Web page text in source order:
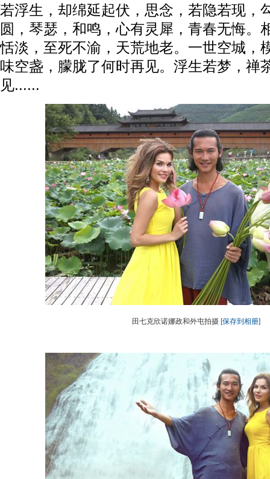
若浮生，却绵延起伏，思念，若隐若现，
圆，琴瑟，和鸣，心有灵犀，青春无悔。
恬淡，至死不渝，天荒地老。一世空城，
味空盏，朦胧了何时再见。浮生若梦，禅
见......
田七克欣诺娜政和外屯拍摄 [保存到相册]